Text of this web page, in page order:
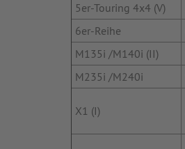
5er-Touring 4x4 (V)
6er-Reihe
M135i /M140i (II)
M235i /M240i
X1 (I)